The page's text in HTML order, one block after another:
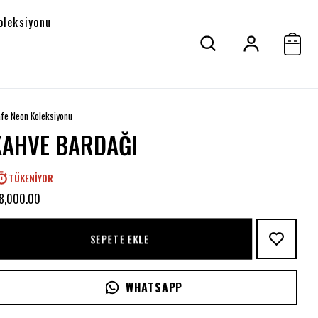
Neon Koleksiyonu
BARDAĞI
TÜKENIYOR
SEPETE EKLE
WHATSAPP